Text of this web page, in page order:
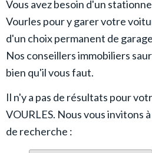
Vous avez besoin d'un
Vourles pour y garer votre
d'un choix permanent de
Nos conseillers immobiliers
bien qu'il vous faut.
Il n'y a pas de résultats pour
VOURLES. Nous vous invitons
de recherche :